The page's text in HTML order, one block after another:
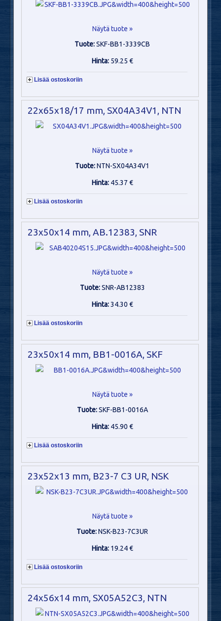
Näytä tuote »
Tuote:SKF-BB1-3339CB
Hinta: 59.25 €
Lisää ostoskoriin
22x65x18/17 mm, SX04A34V1, NTN
Näytä tuote »
Tuote:NTN-SX04A34V1
Hinta: 45.37 €
Lisää ostoskoriin
23x50x14 mm, AB.12383, SNR
Näytä tuote »
Tuote:SNR-AB12383
Hinta:34.30 €
Lisää ostoskoriin
23x50x14 mm, BB1-0016A, SKF
Näytä tuote »
Tuote:SKF-BB1-0016A
Hinta: 45.90 €
Lisää ostoskoriin
23x52x13 mm, B23-7 C3 UR, NSK
Näytä tuote »
Tuote:NSK-B23-7C3UR
Hinta: 19.24 €
Lisää ostoskoriin
24x56x14 mm, SX05A52C3, NTN